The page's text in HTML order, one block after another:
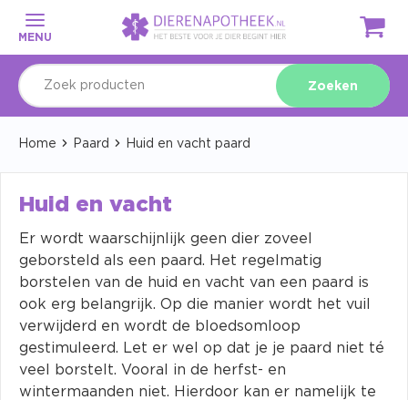
MENU
Zoeken
Home Paard Huid en vacht paard
Huid en vacht
Er wordt waarschijnlijk geen dier zoveel
geborsteld als een paard. Het regelmatig
borstelen van de huid en vacht van een paard is
ook erg belangrijk. Op die manier wordt het vuil
verwijderd en wordt de bloedsomloop
gestimuleerd. Let er wel op dat je je paard niet té
veel borstelt. Vooral in de herfst- en
wintermaanden niet. Hierdoor kan er namelijk te